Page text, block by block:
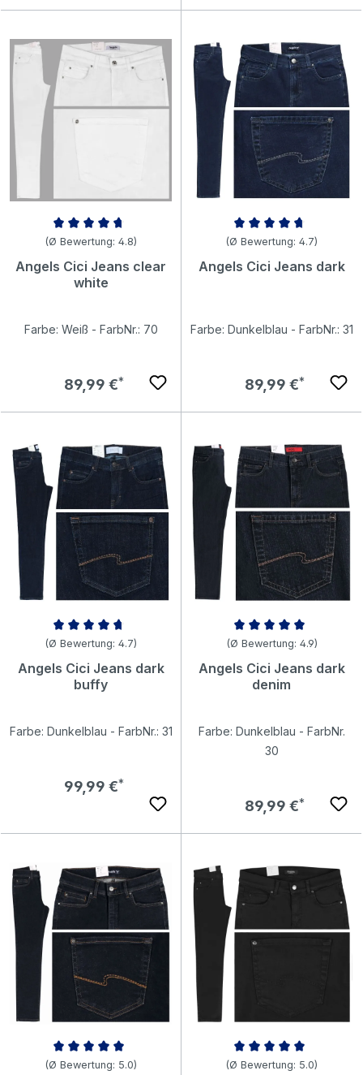
Durchschnittliche Bewertung von 4.82 von 5 Sternen
(Ø Bewertung: 4.8)
Angels Cici Jeans clear
white
Farbe: Weiß - FarbNr.: 70
Regulärer Preis:
89,99 €
Durchschnittliche Bewertung
(Ø Bewertung: 4.7)
Angels Cici Jeans dark
Farbe: Dunkelblau - FarbNr.: 31
Regulärer Preis:
89,99 €
Durchschnittliche Bewertung von 4.72 von 5 Sternen
(Ø Bewertung: 4.7)
Angels Cici Jeans dark
buffy
Farbe: Dunkelblau - FarbNr.: 31
Regulärer Preis:
99,99 €
Durchschnittliche Bewertung
(Ø Bewertung: 4.9)
Angels Cici Jeans dark
denim
Farbe: Dunkelblau - FarbNr.
30
Regulärer Preis:
89,99 €
Durchschnittliche Bewertung von 5 von 5 Sternen
(Ø Bewertung: 5.0) Durchschnittliche Bewertung
(Ø Bewertung: 5.0)